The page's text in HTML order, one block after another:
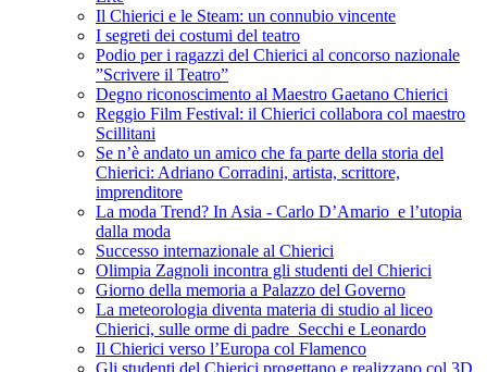
Il Chierici e le Steam: un connubio vincente
I segreti dei costumi del teatro
Podio per i ragazzi del Chierici al concorso nazionale
”Scrivere il Teatro”
Degno riconoscimento al Maestro Gaetano Chierici
Reggio Film Festival: il Chierici collabora col maestro
Scillitani
Se n’è andato un amico che fa parte della storia del
Chierici: Adriano Corradini, artista, scrittore,
imprenditore
La moda Trend? In Asia - Carlo D’Amario e l’utopia
dalla moda
Successo internazionale al Chierici
Olimpia Zagnoli incontra gli studenti del Chierici
Giorno della memoria a Palazzo del Governo
La meteorologia diventa materia di studio al liceo
Chierici, sulle orme di padre Secchi e Leonardo
Il Chierici verso l’Europa col Flamenco